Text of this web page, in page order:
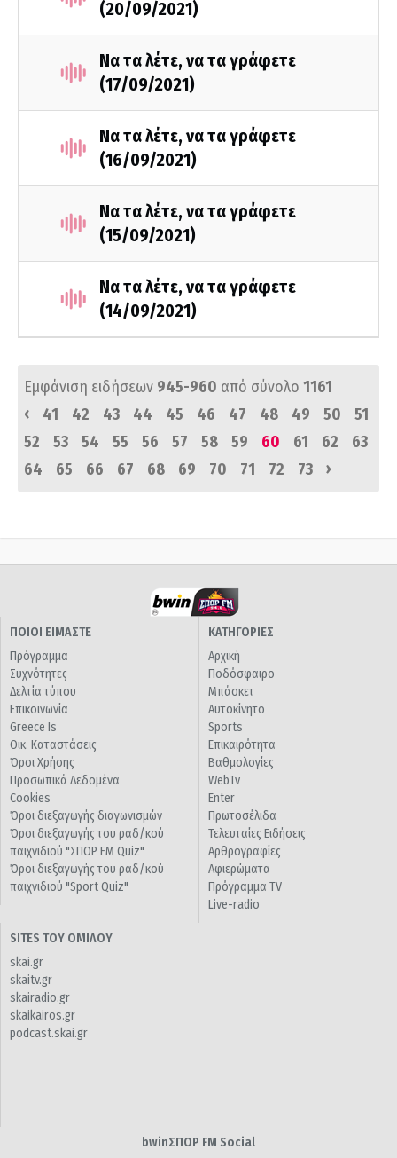
(20/09/2021)
Να τα λέτε, να τα γράφετε
(17/09/2021)
Να τα λέτε, να τα γράφετε
(16/09/2021)
Να τα λέτε, να τα γράφετε
(15/09/2021)
Να τα λέτε, να τα γράφετε
(14/09/2021)
Εμφάνιση ειδήσεων 945-960 από σύνολο 1161
‹
41 42 43 44 45 46 47 48 49 50
51
52
53 54 55 56 57 58 59 60 61 62
63
64
65 66 67 68 69 70 71 72 73 ›
ΠΟΙΟΙ ΕΙΜΑΣΤΕ
Πρόγραμμα
Συχνότητες
Δελτία τύπου
Επικοινωνία
Greece Is
Οικ. Καταστάσεις
Όροι Χρήσης
Προσωπικά Δεδομένα
Cookies
Όροι διεξαγωγής διαγωνισμών
Όροι διεξαγωγής του ραδ/κού
παιχνιδιού "ΣΠΟΡ FM Quiz"
Όροι διεξαγωγής του ραδ/κού
παιχνιδιού "Sport Quiz"
ΚΑΤΗΓΟΡΙΕΣ
Αρχική
Ποδόσφαιρο
Μπάσκετ
Αυτοκίνητο
Sports
Επικαιρότητα
Βαθμολογίες
WebTv
Enter
Πρωτοσέλιδα
Τελευταίες Ειδήσεις
Αρθρογραφίες
Αφιερώματα
Πρόγραμμα TV
Live-radio
SITES ΤΟΥ ΟΜΙΛΟΥ
skai.gr
skaitv.gr
skairadio.gr
skaikairos.gr
podcast.skai.gr
bwinΣΠΟΡ FM Social